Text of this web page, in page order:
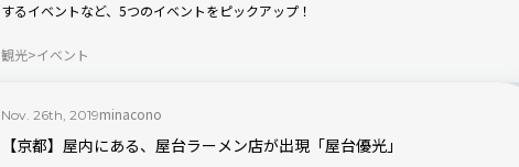
するイベントなど、5つのイベントをピックアップ！
観光 イベント
Nov. 26th, 2019minacono
【京都】屋内にある、屋台ラーメン店が出現「屋台優光」